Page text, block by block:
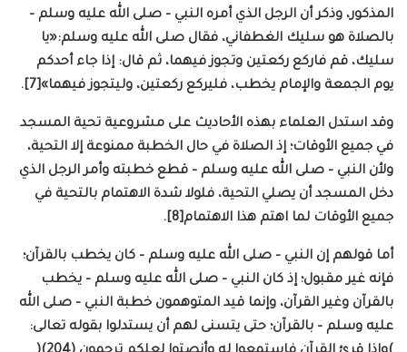
المذكور، وذكر أن الرجل الذي أمره النبي – صلى الله عليه وسلم –
بالصلاة هو سليك الغطفاني، فقال صلى الله عليه وسلم:«يا
سليك، قم فاركع ركعتين وتجوز فيهما، ثم قال: إذا جاء أحدكم
يوم الجمعة والإمام يخطب، فليركع ركعتين، وليتجوز فيهما»[7].
وقد استدل العلماء بهذه الأحاديث على مشروعية تحية المسجد
في جميع الأوقات؛ إذ الصلاة في حال الخطبة ممنوعة إلا التحية،
ولأن النبي – صلى الله عليه وسلم – قطع خطبته وأمر الرجل الذي
دخل المسجد أن يصلي التحية، فلولا شدة الاهتمام بالتحية في
جميع الأوقات لما اهتم هذا الاهتمام[8].
أما قولهم إن النبي – صلى الله عليه وسلم – كان يخطب بالقرآن؛
فإنه غير مقبول؛ إذ كان النبي – صلى الله عليه وسلم – يخطب
بالقرآن وغير القرآن، وإنما قيد المتوهمون خطبة النبي – صلى الله
عليه وسلم – بالقرآن؛ حتى يتسنى لهم أن يستدلوا بقوله تعالى: